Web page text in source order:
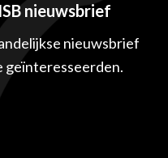
nieuwsbrief
nieuwsbrief
geïnteresseerden.